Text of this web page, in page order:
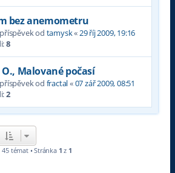
bez anemometru
od tamysk«29 říj 2009, 19:16
8
Malované počasí
od fractal«07 zář 2009, 08:51
2
45 témat • Stránka 1 z 1